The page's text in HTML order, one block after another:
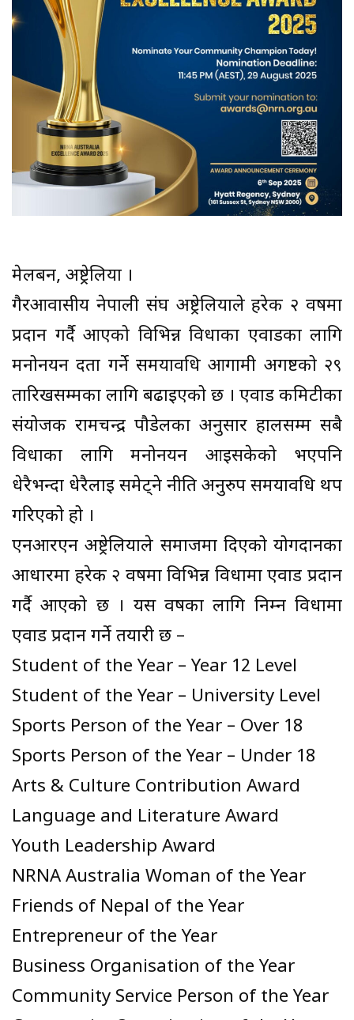
मेलबर्न, अष्ट्रेलिया ।
गैरआवासीय नेपाली संघ अष्ट्रेलियाले हरेक २ वर्षमा
प्रदान गर्दै आएको विभिन्न विधाका एवार्डका लागि
मनोनयन दर्ता गर्ने समयावधि आगामी अगष्टको २९
तारिखसम्मका लागि बढाइएको छ । एवार्ड कमिटीका
संयोजक रामचन्द्र पौडेलका अनुसार हालसम्म सबै
विधाका लागि मनोनयन आइसकेको भएपनि
धेरैभन्दा धेरैलाई समेट्ने नीति अनुरुप समयावधि थप
गरिएको हो ।
एनआरएन अष्ट्रेलियाले समाजमा दिएको योगदानका
आधारमा हरेक २ वर्षमा विभिन्न विधामा एवार्ड प्रदान
गर्दै आएको छ । यस वर्षका लागि निम्न विधामा
एवार्ड प्रदान गर्ने तयारी छ –
Student of the Year – Year 12 Level
Student of the Year – University Level
Sports Person of the Year – Over 18
Sports Person of the Year – Under 18
Arts & Culture Contribution Award
Language and Literature Award
Youth Leadership Award
NRNA Australia Woman of the Year
Friends of Nepal of the Year
Entrepreneur of the Year
Business Organisation of the Year
Community Service Person of the Year